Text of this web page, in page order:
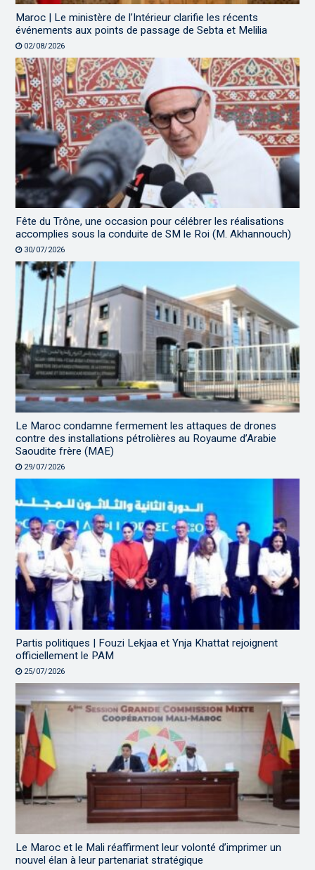
Maroc | Le ministère de l’Intérieur clarifie les récents
événements aux points de passage de Sebta et Melilia
02/08/2026
Fête du Trône, une occasion pour célébrer les réalisations
accomplies sous la conduite de SM le Roi (M. Akhannouch)
30/07/2026
Le Maroc condamne fermement les attaques de drones
contre des installations pétrolières au Royaume d’Arabie
Saoudite frère (MAE)
29/07/2026
Partis politiques | Fouzi Lekjaa et Ynja Khattat rejoignent
officiellement le PAM
25/07/2026
Le Maroc et le Mali réaffirment leur volonté d’imprimer un
nouvel élan à leur partenariat stratégique